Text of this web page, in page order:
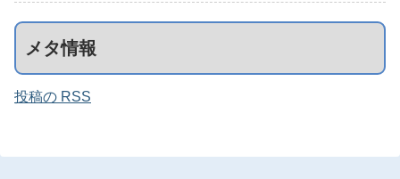
メタ情報
投稿の RSS